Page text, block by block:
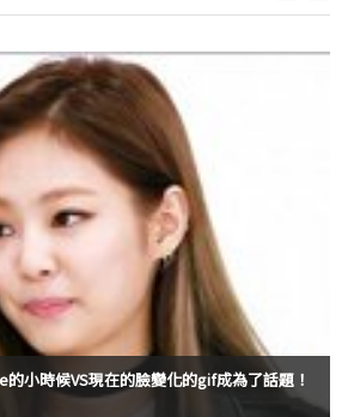
的小時候VS現在的臉變化的gif成為了話題！